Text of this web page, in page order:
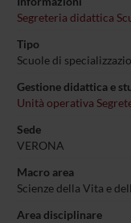
Segreteria didattica
Tipo
Scuole di
Gestione didattica e
Unità operativa
Sede
VERONA
Macro area
Scienze della Vita e
Area disciplinare